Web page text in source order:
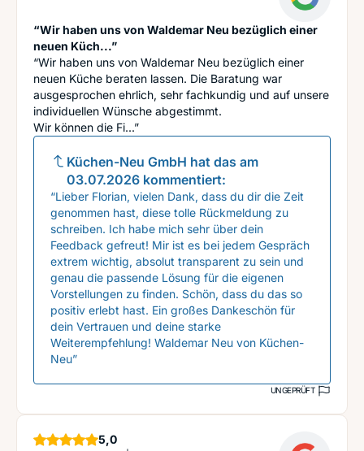
“Wir haben uns von Waldemar Neu bezüglich einer
neuen Küch...”
“Wir haben uns von Waldemar Neu bezüglich einer
neuen Küche beraten lassen. Die Baratung war
ausgesprochen ehrlich, sehr fachkundig und auf unsere
individuellen Wünsche abgestimmt.
Wir können die Fi...”
Küchen-Neu GmbH hat das am
03.07.2026 kommentiert:
“Lieber Florian, vielen Dank, dass du dir die Zeit
genommen hast, diese tolle Rückmeldung zu
schreiben. Ich habe mich sehr über dein
Feedback gefreut! Mir ist es bei jedem Gespräch
extrem wichtig, absolut transparent zu sein und
genau die passende Lösung für die eigenen
Vorstellungen zu finden. Schön, dass du das so
positiv erlebt hast. Ein großes Dankeschön für
dein Vertrauen und deine starke
Weiterempfehlung! Waldemar Neu von Küchen-
Neu”
UNGEPRÜFT
5,0Sterne